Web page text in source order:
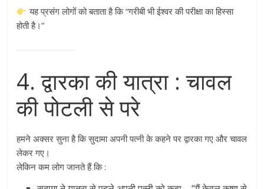
यह प्रसंग लोगों को बताता है कि “गरीबी भी ईश्वर की परीक्षा का हिस्सा
होती है।”
4. द्वारका की यात्रा : चावल
की पोटली से परे
हमने अक्सर सुना है कि सुदामा अपनी पत्नी के कहने पर द्वारका गए और चावल
लेकर गए।
लेकिन कम लोग जानते हैं कि :